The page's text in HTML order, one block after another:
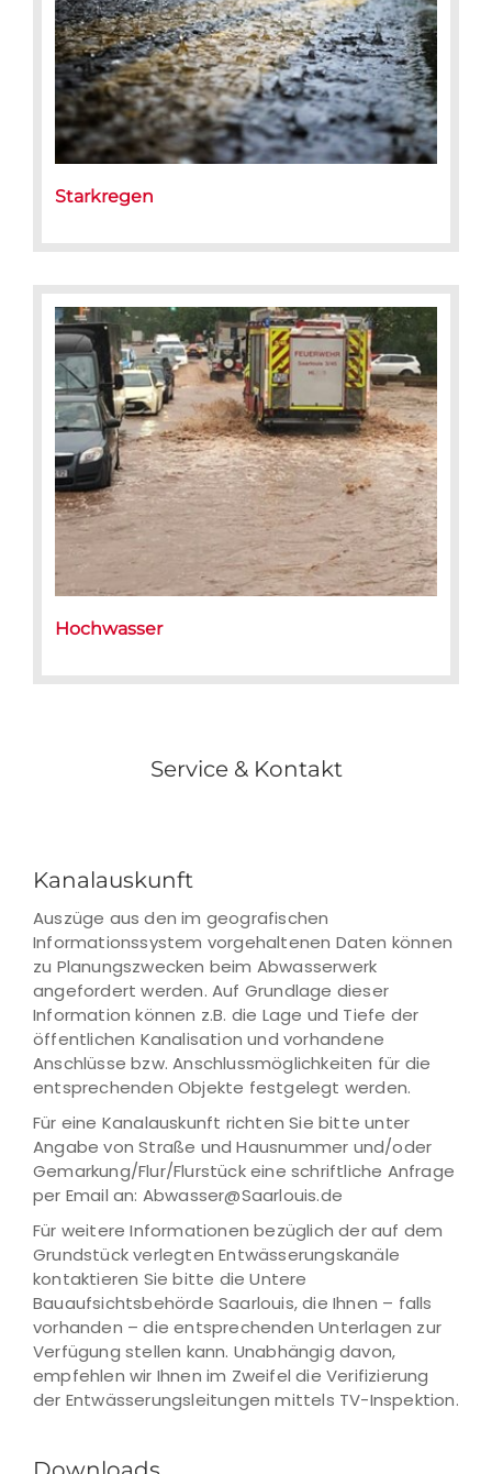
Starkregen
Hochwasser
Service & Kontakt
Kanalauskunft
Auszüge aus den im geografischen
Informationssystem vorgehaltenen Daten können
zu Planungszwecken beim Abwasserwerk
angefordert werden. Auf Grundlage dieser
Information können z.B. die Lage und Tiefe der
öffentlichen Kanalisation und vorhandene
Anschlüsse bzw. Anschlussmöglichkeiten für die
entsprechenden Objekte festgelegt werden.
Für eine Kanalauskunft richten Sie bitte unter
Angabe von Straße und Hausnummer und/oder
Gemarkung/Flur/Flurstück eine schriftliche Anfrage
per Email an: Abwasser@Saarlouis.de
Für weitere Informationen bezüglich der auf dem
Grundstück verlegten Entwässerungskanäle
kontaktieren Sie bitte die Untere
Bauaufsichtsbehörde Saarlouis, die Ihnen – falls
vorhanden – die entsprechenden Unterlagen zur
Verfügung stellen kann. Unabhängig davon,
empfehlen wir Ihnen im Zweifel die Verifizierung
der Entwässerungsleitungen mittels TV-Inspektion.